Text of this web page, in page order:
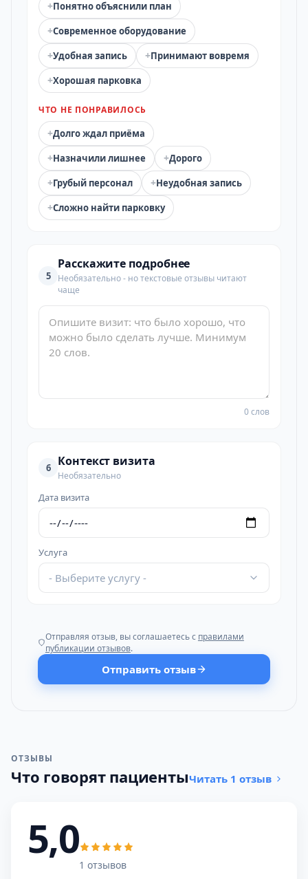
+Понятно объяснили план
+Современное оборудование
+Удобная запись +Принимают вовремя
+Хорошая парковка
ЧТО НЕ ПОНРАВИЛОСЬ
+Долго ждал приёма
+Назначили лишнее +Дорого
+Грубый персонал +Неудобная запись
+Сложно найти парковку
5
Расскажите подробнее
Необязательно - но текстовые отзывы читают
чаще
0 слов
6 Контекст визита
Необязательно
Дата визита
Услуга
- Выберите услугу -
Отправляя отзыв, вы соглашаетесь с правилами
публикации отзывов.
Отправить отзыв
ОТЗЫВЫ
Что говорят пациентыЧитать 1 отзыв
5,0
1 отзывов